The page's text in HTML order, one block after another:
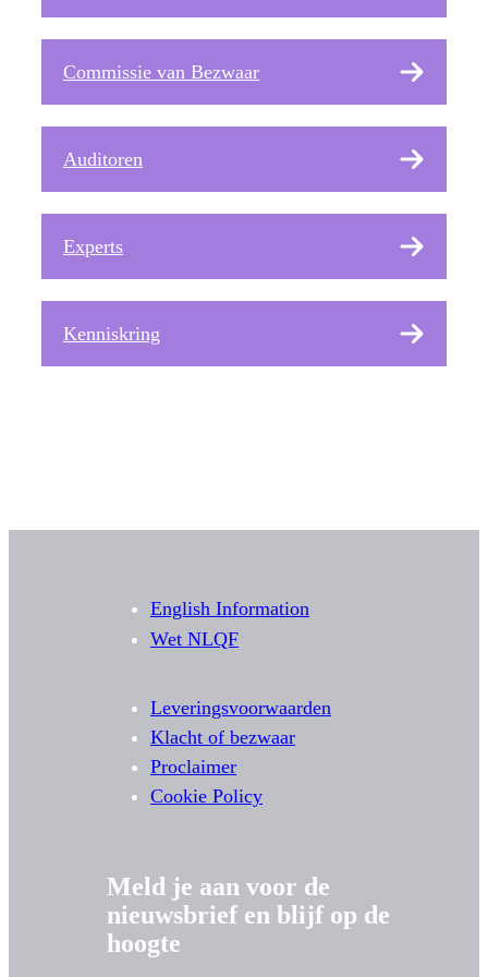
Commissie van Bezwaar
Auditoren
Experts
Kenniskring
English Information
Wet NLQF
Leveringsvoorwaarden
Klacht of bezwaar
Proclaimer
Cookie Policy
Meld je aan voor de
nieuwsbrief en blijf op de
hoogte